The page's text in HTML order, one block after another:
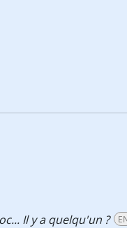
Il y a quelqu'un ?